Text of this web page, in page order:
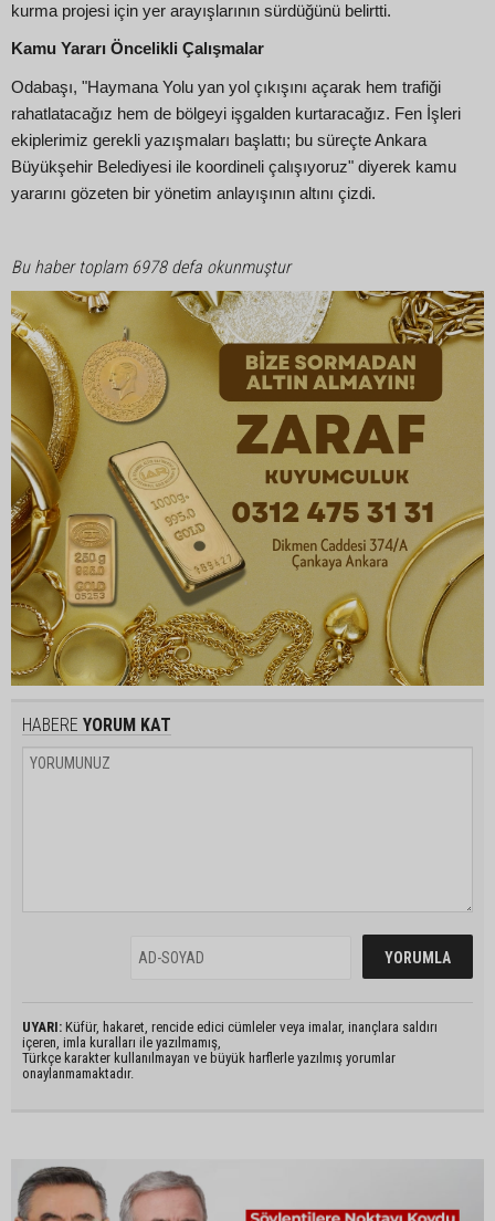
kurma projesi için yer arayışlarının sürdüğünü belirtti.
Kamu Yararı Öncelikli Çalışmalar
Odabaşı, "Haymana Yolu yan yol çıkışını açarak hem trafiği
rahatlatacağız hem de bölgeyi işgalden kurtaracağız. Fen İşleri
ekiplerimiz gerekli yazışmaları başlattı; bu süreçte Ankara
Büyükşehir Belediyesi ile koordineli çalışıyoruz" diyerek kamu
yararını gözeten bir yönetim anlayışının altını çizdi.
Bu haber toplam 6978 defa okunmuştur
HABERE YORUM KAT
UYARI: Küfür, hakaret, rencide edici cümleler veya imalar, inançlara saldırı
içeren, imla kuralları ile yazılmamış,
Türkçe karakter kullanılmayan ve büyük harflerle yazılmış yorumlar
onaylanmamaktadır.